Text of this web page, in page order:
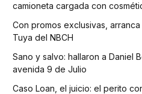
camioneta cargada con
Con promos exclusivas,
Tuya del NBCH
Sano y salvo: hallaron a Daniel
avenida 9 de Julio
Caso Loan, el juicio: el perito